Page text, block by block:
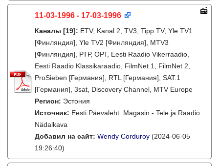
11-03-1996 - 17-03-1996
Каналы [19]: ETV, Kanal 2, TV3, Tipp TV, Yle TV1
[Финляндия], Yle TV2 [Финляндия], MTV3
[Финляндия], РТР, ОРТ, Eesti Raadio Vikerraadio,
Eesti Raadio Klassikaraadio, FilmNet 1, FilmNet 2,
ProSieben [Германия], RTL [Германия], SAT.1
[Германия], 3sat, Discovery Channel, MTV Europe
Регион: Эстония
Источник: Eesti Päevaleht. Magasin - Tele ja Raadio
Nädalkava
Добавил на сайт: Wendy Corduroy (2024-06-05
19:26:40)